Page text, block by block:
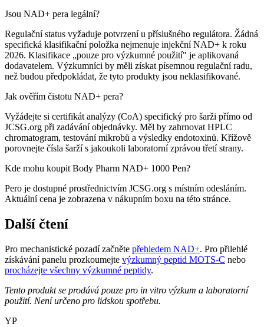
Jsou NAD+ pera legální?
Regulační status vyžaduje potvrzení u příslušného regulátora. Žádná
specifická klasifikační položka nejmenuje injekční NAD+ k roku
2026. Klasifikace „pouze pro výzkumné použití" je aplikovaná
dodavatelem. Výzkumníci by měli získat písemnou regulační radu,
než budou předpokládat, že tyto produkty jsou neklasifikované.
Jak ověřím čistotu NAD+ pera?
Vyžádejte si certifikát analýzy (CoA) specifický pro šarži přímo od
JCSG.org při zadávání objednávky. Měl by zahrnovat HPLC
chromatogram, testování mikrobů a výsledky endotoxinů. Křížově
porovnejte čísla šarží s jakoukoli laboratorní zprávou třetí strany.
Kde mohu koupit Body Pharm NAD+ 1000 Pen?
Pero je dostupné prostřednictvím JCSG.org s místním odesláním.
Aktuální cena je zobrazena v nákupním boxu na této stránce.
Další čtení
Pro mechanistické pozadí začněte přehledem NAD+. Pro přilehlé
získávání panelu prozkoumejte výzkumný peptid MOTS-C nebo
procházejte všechny výzkumné peptidy.
Tento produkt se prodává pouze pro in vitro výzkum a laboratorní
použití. Není určeno pro lidskou spotřebu.
YP